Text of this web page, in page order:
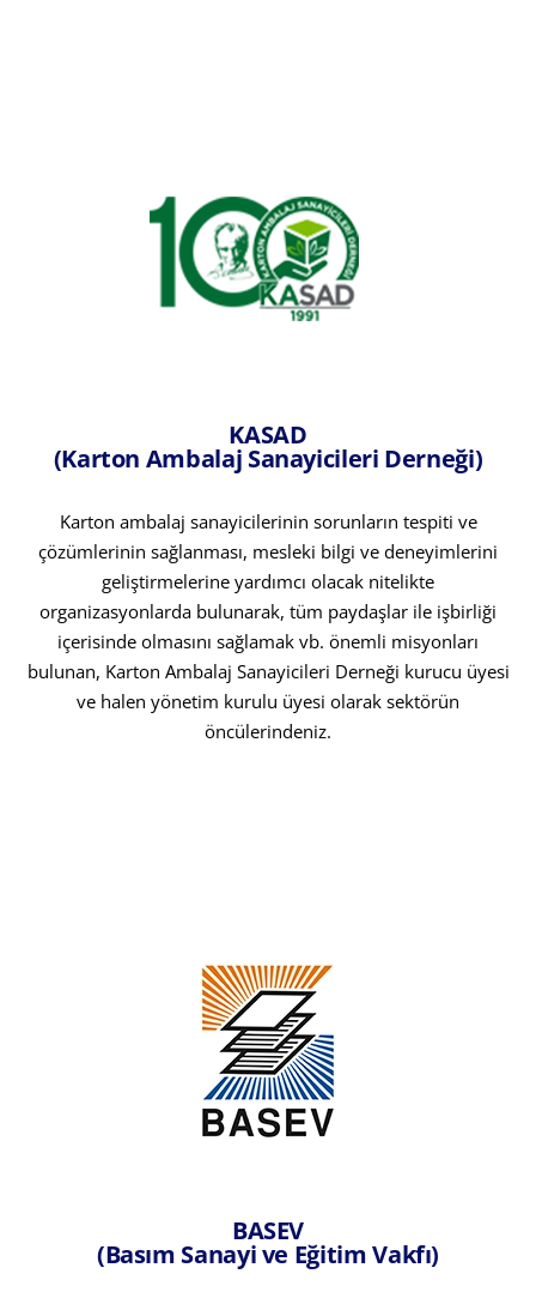
KASAD
(Karton Ambalaj Sanayicileri Derneği)
Karton ambalaj sanayicilerinin sorunların tespiti ve
çözümlerinin sağlanması, mesleki bilgi ve deneyimlerini
geliştirmelerine yardımcı olacak nitelikte
organizasyonlarda bulunarak, tüm paydaşlar ile işbirliği
içerisinde olmasını sağlamak vb. önemli misyonları
bulunan, Karton Ambalaj Sanayicileri Derneği kurucu üyesi
ve halen yönetim kurulu üyesi olarak sektörün
öncülerindeniz.
BASEV
(Basım Sanayi ve Eğitim Vakfı)